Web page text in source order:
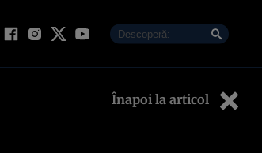
Înapoi la articol